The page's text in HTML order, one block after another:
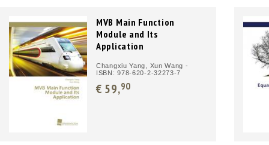
MVB Main Function
Module and Its
Application
Changxiu Yang, Xun Wang -
ISBN: 978-620-2-32273-7
€ 59,90